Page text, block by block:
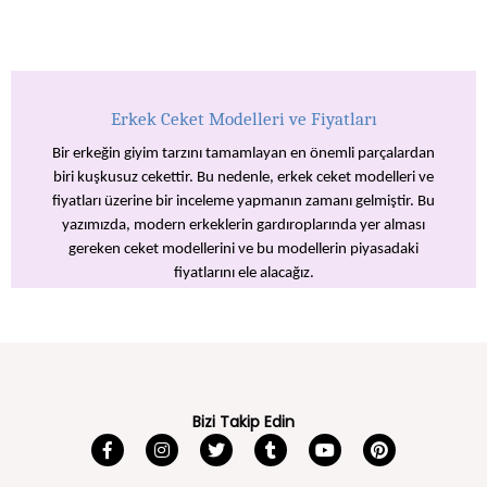
Erkek Ceket Modelleri ve Fiyatları
Bir erkeğin giyim tarzını tamamlayan en önemli parçalardan
biri kuşkusuz cekettir. Bu nedenle, erkek ceket modelleri ve
fiyatları üzerine bir inceleme yapmanın zamanı gelmiştir. Bu
yazımızda, modern erkeklerin gardıroplarında yer alması
gereken ceket modellerini ve bu modellerin piyasadaki
fiyatlarını ele alacağız.
blog yazısı okuyuculara rehberlik etmeyi hedeflemektedir.
Bizi Takip Edin